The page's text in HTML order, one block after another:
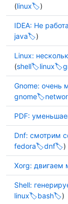
(linux )
IDEA: Не
java
)
Linux:
(shell linux
Gnome: очень
gnome
PDF:
Dnf: смотрим
fedora
dnf )
Xorg: двигаем
Shell:
linux
bash )